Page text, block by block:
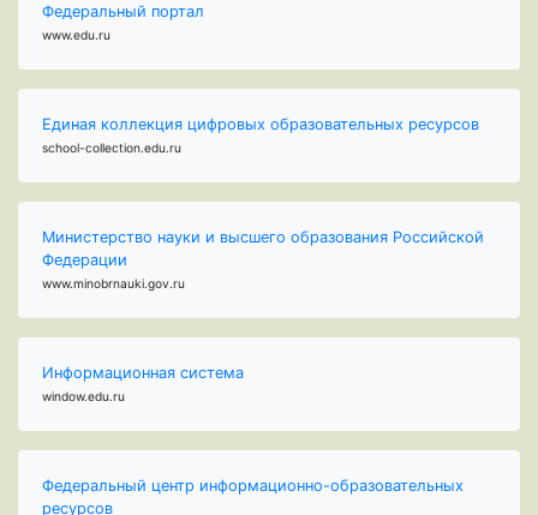
Федеральный портал
www.edu.ru
Единая коллекция цифровых образовательных ресурсов
school-collection.edu.ru
Министерство науки и высшего образования Российской
Федерации
www.minobrnauki.gov.ru
Информационная система
window.edu.ru
Федеральный центр информационно-образовательных
ресурсов